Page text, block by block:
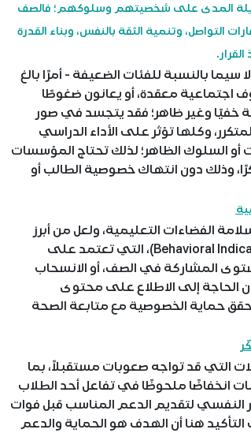
طويلة المدى على شخصيتهم وسلوكهم؛ فالصف
وتنمية الثقة بالنفس، وبناء القدرة
بالنسبة للفئات الضعيفة - أمرًا بالغ
اجتماعية معقدة، أو يعانون ضغوطًا
خفيًا وغير ظاهر؛ فقد يتجسد في صور
وكلها تؤثر على الأداء الدراسي
السلوك الظاهر؛ لذلك تحتاج المؤسسات
وذلك دون انتهاك خصوصية الطالب أو
الفضاءات التعليمية، ولعل من أبرز
تطبيقاته أدوات رصد السلوكيات غير المباشرة (Behavioral Indicators Analysis)، التي تعتمد على
المشاركة في الصف، أو الانسحاب
الحاجة إلى الاطلاع على محتوى
حماية الخصوصية مع متابعة الصحة
التي قد تواجه صعوبات مستقبلاً، بما
انخفاضًا ملحوظًا في تفاعل أحد الطلاب
النفسي لتقديم الدعم المناسب قبل فوات
هنا أن الهدف هو الحماية والدعم